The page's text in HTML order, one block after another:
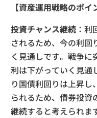
【資産運用戦略のポイ
投資チャンス継続 ：
されるため、今の利回
く見通しです。戦争
利は下がっていく見通
り国債利回りは上昇
られるため、債券投資
継続すると考えられま